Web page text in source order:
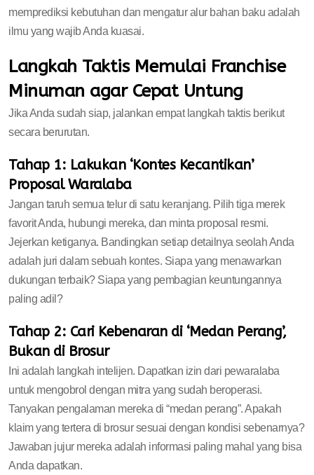
memprediksi kebutuhan dan mengatur alur bahan baku adalah
ilmu yang wajib Anda kuasai.
Langkah Taktis Memulai Franchise
Minuman agar Cepat Untung
Jika Anda sudah siap, jalankan empat langkah taktis berikut
secara berurutan.
Tahap 1: Lakukan ‘Kontes Kecantikan’
Proposal Waralaba
Jangan taruh semua telur di satu keranjang. Pilih tiga merek
favorit Anda, hubungi mereka, dan minta proposal resmi.
Jejerkan ketiganya. Bandingkan setiap detailnya seolah Anda
adalah juri dalam sebuah kontes. Siapa yang menawarkan
dukungan terbaik? Siapa yang pembagian keuntungannya
paling adil?
Tahap 2: Cari Kebenaran di ‘Medan Perang’,
Bukan di Brosur
Ini adalah langkah intelijen. Dapatkan izin dari pewaralaba
untuk mengobrol dengan mitra yang sudah beroperasi.
Tanyakan pengalaman mereka di “medan perang”. Apakah
klaim yang tertera di brosur sesuai dengan kondisi sebenarnya?
Jawaban jujur mereka adalah informasi paling mahal yang bisa
Anda dapatkan.